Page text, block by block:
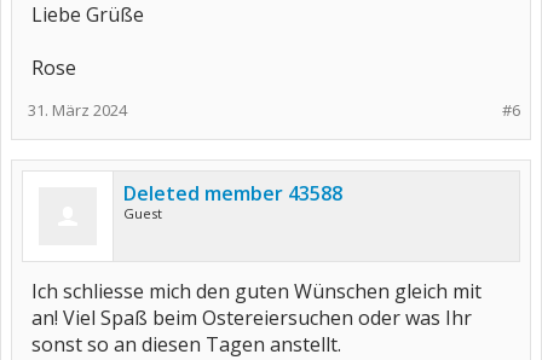
Liebe Grüße
Rose
#6
31. März 2024
Deleted member 43588
Guest
Ich schliesse mich den guten Wünschen gleich mit
an! Viel Spaß beim Ostereiersuchen oder was Ihr
sonst so an diesen Tagen anstellt.